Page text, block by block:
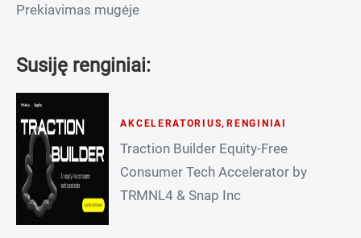
Prekiavimas mugėje
Susiję renginiai:
AKCELERATORIUS, RENGINIAI
Traction Builder Equity-Free
Consumer Tech Accelerator by
TRMNL4 & Snap Inc